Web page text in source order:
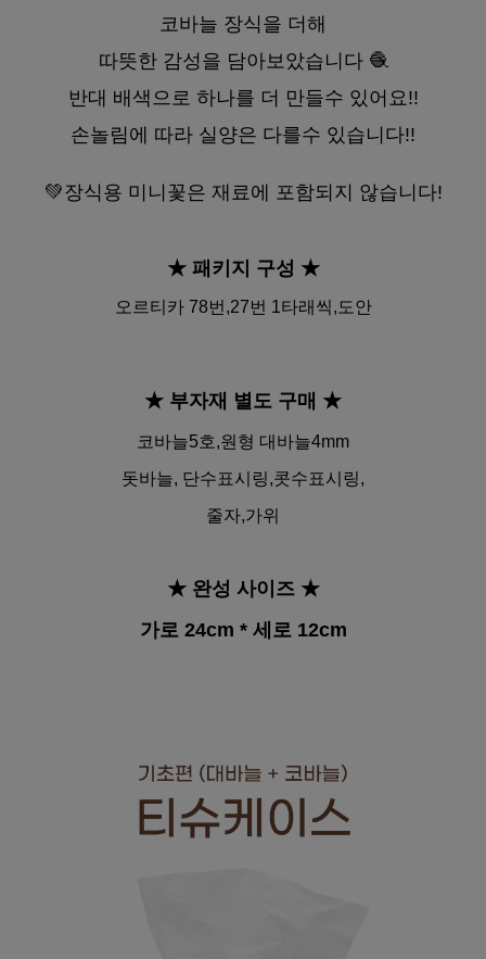
코바늘 장식을 더해
따뜻한 감성을 담아보았습니다 🧶
반대 배색으로 하나를 더 만들수 있어요!!
손놀림에 따라 실양은 다를수 있습니다!!
💚장식용 미니꽃은 재료에 포함되지 않습니다!
★ 패키지 구성 ★
오르티카 78번,27번 1타래씩,도안
★ 부자재 별도 구매 ★
코바늘5호,원형 대바늘4mm
돗바늘, 단수표시링,콧수표시링,
줄자,가위
★ 완성 사이즈 ★
가로 24cm * 세로 12cm